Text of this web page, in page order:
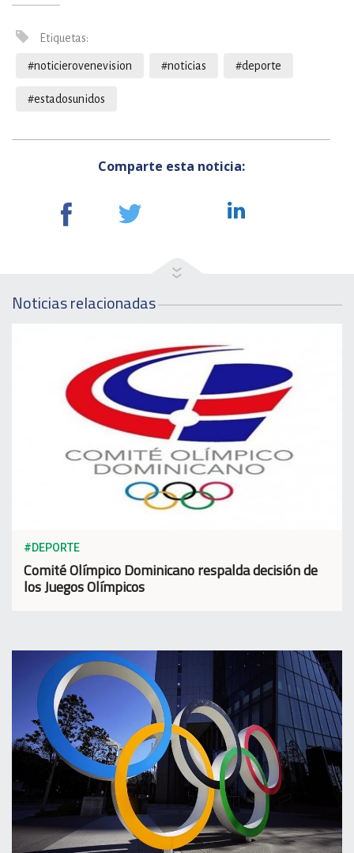
Etiquetas:
#noticierovenevision #noticias #deporte
#estadosunidos
Comparte esta noticia:
Noticias relacionadas
#DEPORTE
Comité Olímpico Dominicano respalda decisión de
los Juegos Olímpicos